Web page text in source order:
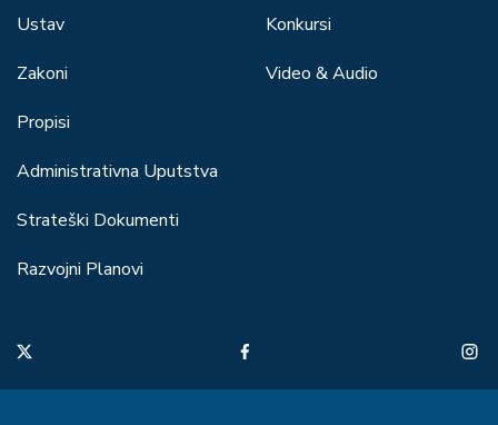
Ustav
Zakoni
Propisi
Administrativna Uputstva
Strateški Dokumenti
Razvojni Planovi
Konkursi
Video & Audio